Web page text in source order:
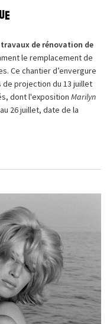
de rénovation de
le remplacement de
Ce chantier d’envergure
projection du 13 juillet
dont l'exposition Marilyn
26 juillet, date de la